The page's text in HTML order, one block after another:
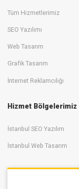
Tüm Hizmetlerimiz
SEO Yazılımı
Web Tasarım
Grafik Tasarım
İnternet Reklamcılığı
Hizmet Bölgelerimiz
İstanbul SEO Yazılım
İstanbul Web Tasarım